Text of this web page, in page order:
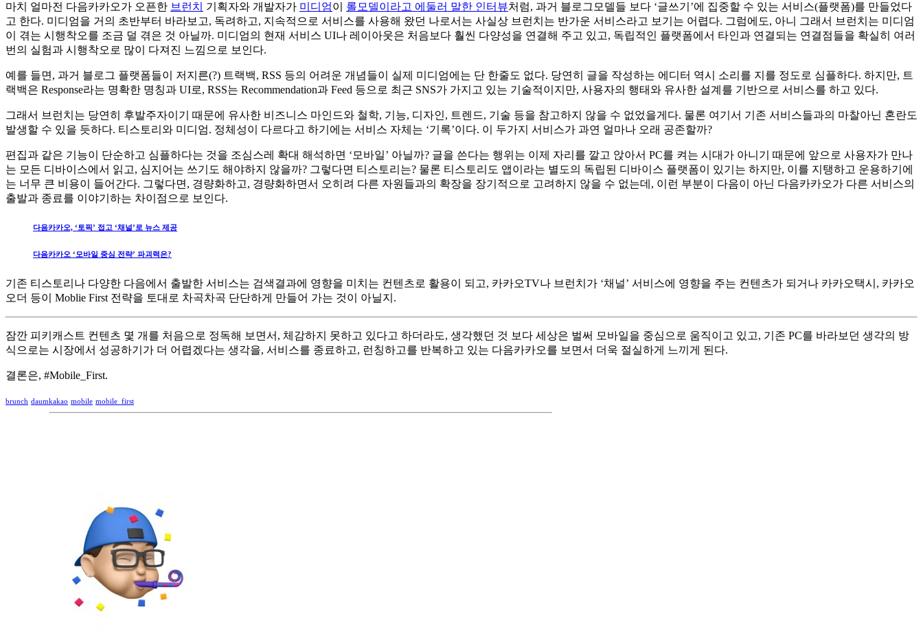
마치 얼마전 다음카카오가 오픈한 브런치 기획자와 개발자가 미디엄이 롤모델이라고 에둘러 말한 인터뷰처럼, 과거 블로그모델들 보다 ‘글쓰기’에 집중할 수 있는 서비스(플랫폼)를 만들었다
고 한다. 미디엄을 거의 초반부터 바라보고, 독려하고, 지속적으로 서비스를 사용해 왔던 나로서는 사실상 브런치는 반가운 서비스라고 보기는 어렵다. 그럼에도, 아니 그래서 브런치는 미디엄
이 겪는 시행착오를 조금 덜 겪은 것 아닐까. 미디엄의 현재 서비스 UI나 레이아웃은 처음보다 훨씬 다양성을 연결해 주고 있고, 독립적인 플랫폼에서 타인과 연결되는 연결점들을 확실히 여러
번의 실험과 시행착오로 많이 다져진 느낌으로 보인다.
예를 들면, 과거 블로그 플랫폼들이 저지른(?) 트랙백, RSS 등의 어려운 개념들이 실제 미디엄에는 단 한줄도 없다. 당연히 글을 작성하는 에디터 역시 소리를 지를 정도로 심플하다. 하지만, 트
랙백은 Response라는 명확한 명칭과 UI로, RSS는 Recommendation과 Feed 등으로 최근 SNS가 가지고 있는 기술적이지만, 사용자의 행태와 유사한 설계를 기반으로 서비스를 하고 있다.
그래서 브런치는 당연히 후발주자이기 때문에 유사한 비즈니스 마인드와 철학, 기능, 디자인, 트렌드, 기술 등을 참고하지 않을 수 없었을게다. 물론 여기서 기존 서비스들과의 마찰아닌 혼란도
발생할 수 있을 듯하다. 티스토리와 미디엄. 정체성이 다르다고 하기에는 서비스 자체는 ‘기록’이다. 이 두가지 서비스가 과연 얼마나 오래 공존할까?
편집과 같은 기능이 단순하고 심플하다는 것을 조심스레 확대 해석하면 ‘모바일’ 아닐까? 글을 쓴다는 행위는 이제 자리를 깔고 앉아서 PC를 켜는 시대가 아니기 때문에 앞으로 사용자가 만나
는 모든 디바이스에서 읽고, 심지어는 쓰기도 해야하지 않을까? 그렇다면 티스토리는? 물론 티스토리도 앱이라는 별도의 독립된 디바이스 플랫폼이 있기는 하지만, 이를 지탱하고 운용하기에
는 너무 큰 비용이 들어간다. 그렇다면, 경량화하고, 경량화하면서 오히려 다른 자원들과의 확장을 장기적으로 고려하지 않을 수 없는데, 이런 부분이 다음이 아닌 다음카카오가 다른 서비스의
출발과 종료를 이야기하는 차이점으로 보인다.
다음카카오, ‘토픽’ 접고 ‘채널’로 뉴스 제공
다음카카오 ‘모바일 중심 전략’ 파괴력은?
기존 티스토리나 다양한 다음에서 출발한 서비스는 검색결과에 영향을 미치는 컨텐츠로 활용이 되고, 카카오TV나 브런치가 ‘채널’ 서비스에 영향을 주는 컨텐츠가 되거나 카카오택시, 카카오
오더 등이 Moblie First 전략을 토대로 차곡차곡 단단하게 만들어 가는 것이 아닐지.
잠깐 피키캐스트 컨텐츠 몇 개를 처음으로 정독해 보면서, 체감하지 못하고 있다고 하더라도, 생각했던 것 보다 세상은 벌써 모바일을 중심으로 움직이고 있고, 기존 PC를 바라보던 생각의 방
식으로는 시장에서 성공하기가 더 어렵겠다는 생각을, 서비스를 종료하고, 런칭하고를 반복하고 있는 다음카카오를 보면서 더욱 절실하게 느끼게 된다.
결론은, #Mobile_First.
brunch daumkakao mobile mobile_first